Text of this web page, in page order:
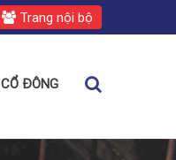
Trang nội bộ
ĐÔNG